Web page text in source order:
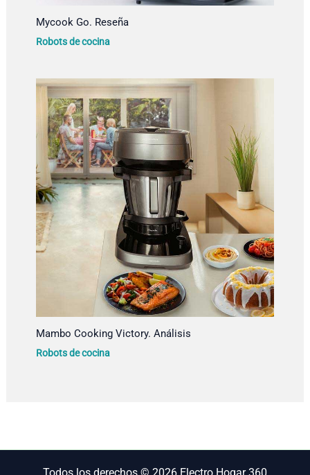
Mycook Go. Reseña
Robots de cocina
Mambo Cooking Victory. Análisis
Robots de cocina